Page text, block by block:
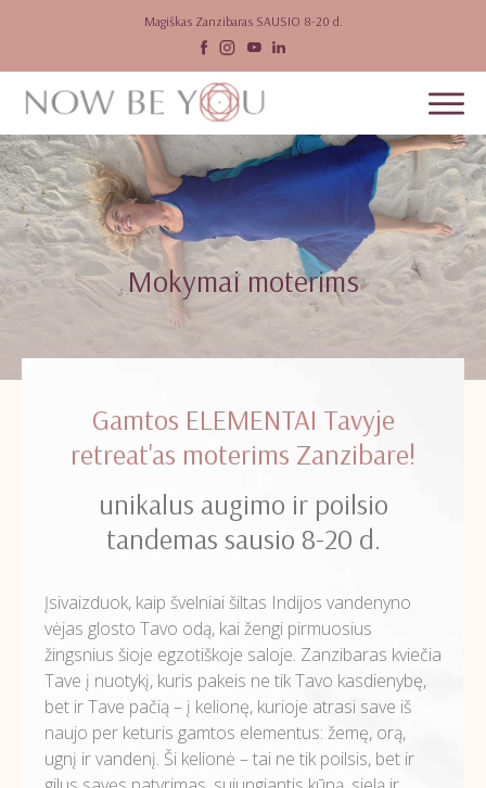
Magiškas Zanzibaras SAUSIO 8-20 d.
Mokymai moterims
Gamtos ELEMENTAI Tavyje
retreat'as moterims Zanzibare!
unikalus augimo ir poilsio
tandemas sausio 8-20 d.
Įsivaizduok, kaip švelniai šiltas Indijos vandenyno
vėjas glosto Tavo odą, kai žengi pirmuosius
žingsnius šioje egzotiškoje saloje. Zanzibaras kviečia
Tave į nuotykį, kuris pakeis ne tik Tavo kasdienybę,
bet ir Tave pačią – į kelionę, kurioje atrasi save iš
naujo per keturis gamtos elementus: žemę, orą,
ugnį ir vandenį. Ši kelionė – tai ne tik poilsis, bet ir